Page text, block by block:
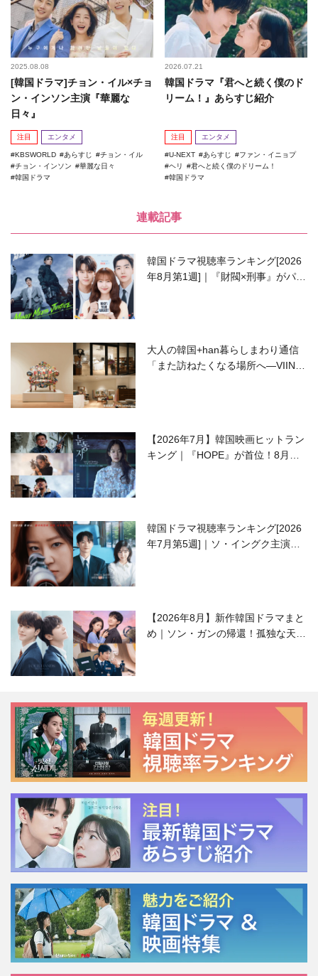
2025.08.08
[韓国ドラマ]チョン・イル×チョ
ン・インソン主演『華麗な
日々』
注目 エンタメ
KBSWORLD あらすじ
チョン・イル
チョン・インソン
華麗な日々
韓国ドラマ
2026.07.21
韓国ドラマ『君へと続く僕のド
リーム！』あらすじ紹介
注目 エンタメ
U-NEXT あらすじ
ファン・イニョプ
ヘリ
君へと続く僕のドリーム！
韓国ドラマ
連載記事
韓国ドラマ視聴率ランキング[2026
年8月第1週]｜『財閥×刑事』がパワ
大人の韓国+han暮らしまわり通信
「また訪ねたくなる場所へ―VIIN C
【2026年7月】韓国映画ヒットラン
キング｜『HOPE』が首位！8月公
韓国ドラマ視聴率ランキング[2026
年7月第5週]｜ソ・イングク主演の
【2026年8月】新作韓国ドラマまと
め｜ソン・ガンの帰還！孤独な天才